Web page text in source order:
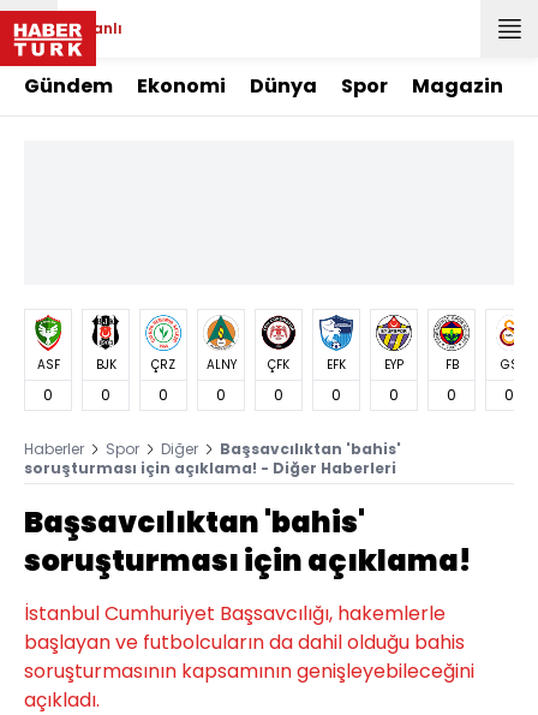
Canlı
Gündem Ekonomi Dünya Spor Magazin
ASF
0
BJK
0
ÇRZ
0
ALNY
0
ÇFK
0
EFK
0
EYP
0
FB
0
GS
0
Haberler Spor Diğer
Başsavcılıktan 'bahis'
soruşturması için açıklama! - Diğer Haberleri
Başsavcılıktan 'bahis'
soruşturması için açıklama!
İstanbul Cumhuriyet Başsavcılığı, hakemlerle
başlayan ve futbolcuların da dahil olduğu bahis
soruşturmasının kapsamının genişleyebileceğini
açıkladı.